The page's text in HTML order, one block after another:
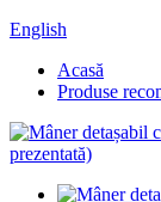
English
Acasă
Produse